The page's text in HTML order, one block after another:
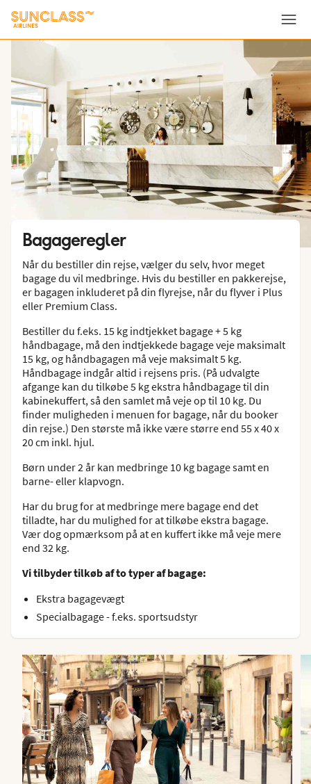
Menu
Bagageregler
Når du bestiller din rejse, vælger du selv, hvor meget
bagage du vil medbringe. Hvis du bestiller en pakkerejse,
er bagagen inkluderet på din flyrejse, når du flyver i Plus
eller Premium Class.
Bestiller du f.eks. 15 kg indtjekket bagage + 5 kg
håndbagage, må den indtjekkede bagage veje maksimalt
15 kg, og håndbagagen må veje maksimalt 5 kg.
Håndbagage indgår altid i rejsens pris. (På udvalgte
afgange kan du tilkøbe 5 kg ekstra håndbagage til din
kabinekuffert, så den samlet må veje op til 10 kg. Du
finder muligheden i menuen for bagage, når du booker
din rejse.) Den største må ikke være større end 55 x 40 x
20 cm inkl. hjul.
Børn under 2 år kan medbringe 10 kg bagage samt en
barne- eller klapvogn.
Har du brug for at medbringe mere bagage end det
tilladte, har du mulighed for at tilkøbe ekstra bagage.
Vær dog opmærksom på at en kuffert ikke må veje mere
end 32 kg.
Vi tilbyder tilkøb af to typer af bagage:
Ekstra bagagevægt
Specialbagage - f.eks. sportsudstyr